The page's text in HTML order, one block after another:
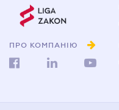
ПРО КОМПАНІЮ